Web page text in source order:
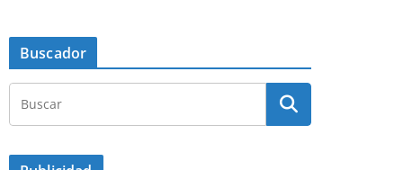
Buscador